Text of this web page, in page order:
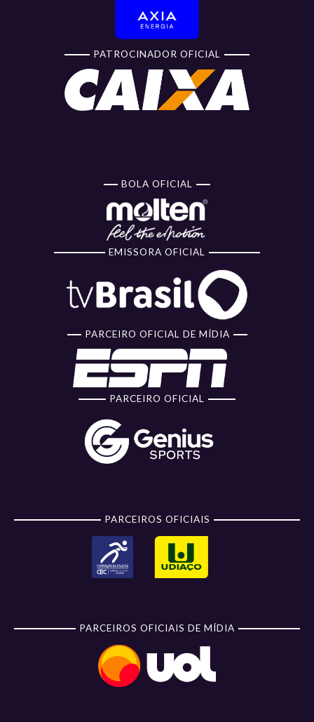
PATROCINADOR OFICIAL
BOLA OFICIAL
EMISSORA OFICIAL
PARCEIRO OFICIAL DE MÍDIA
PARCEIRO OFICIAL
PARCEIROS OFICIAIS
PARCEIROS OFICIAIS DE MÍDIA